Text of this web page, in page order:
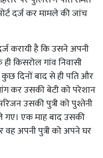
दर्ज कर मामले की जांच
दर्ज करायी है कि उसने अपनी
ही किसरोल गांव निवासी
दिनों बाद से ही पति और
कर उसकी बेटी को परेशान
उसकी पुत्री को पुश्तेनी
एक माह बाद उसकी
वह अपनी पुत्री को अपने घर